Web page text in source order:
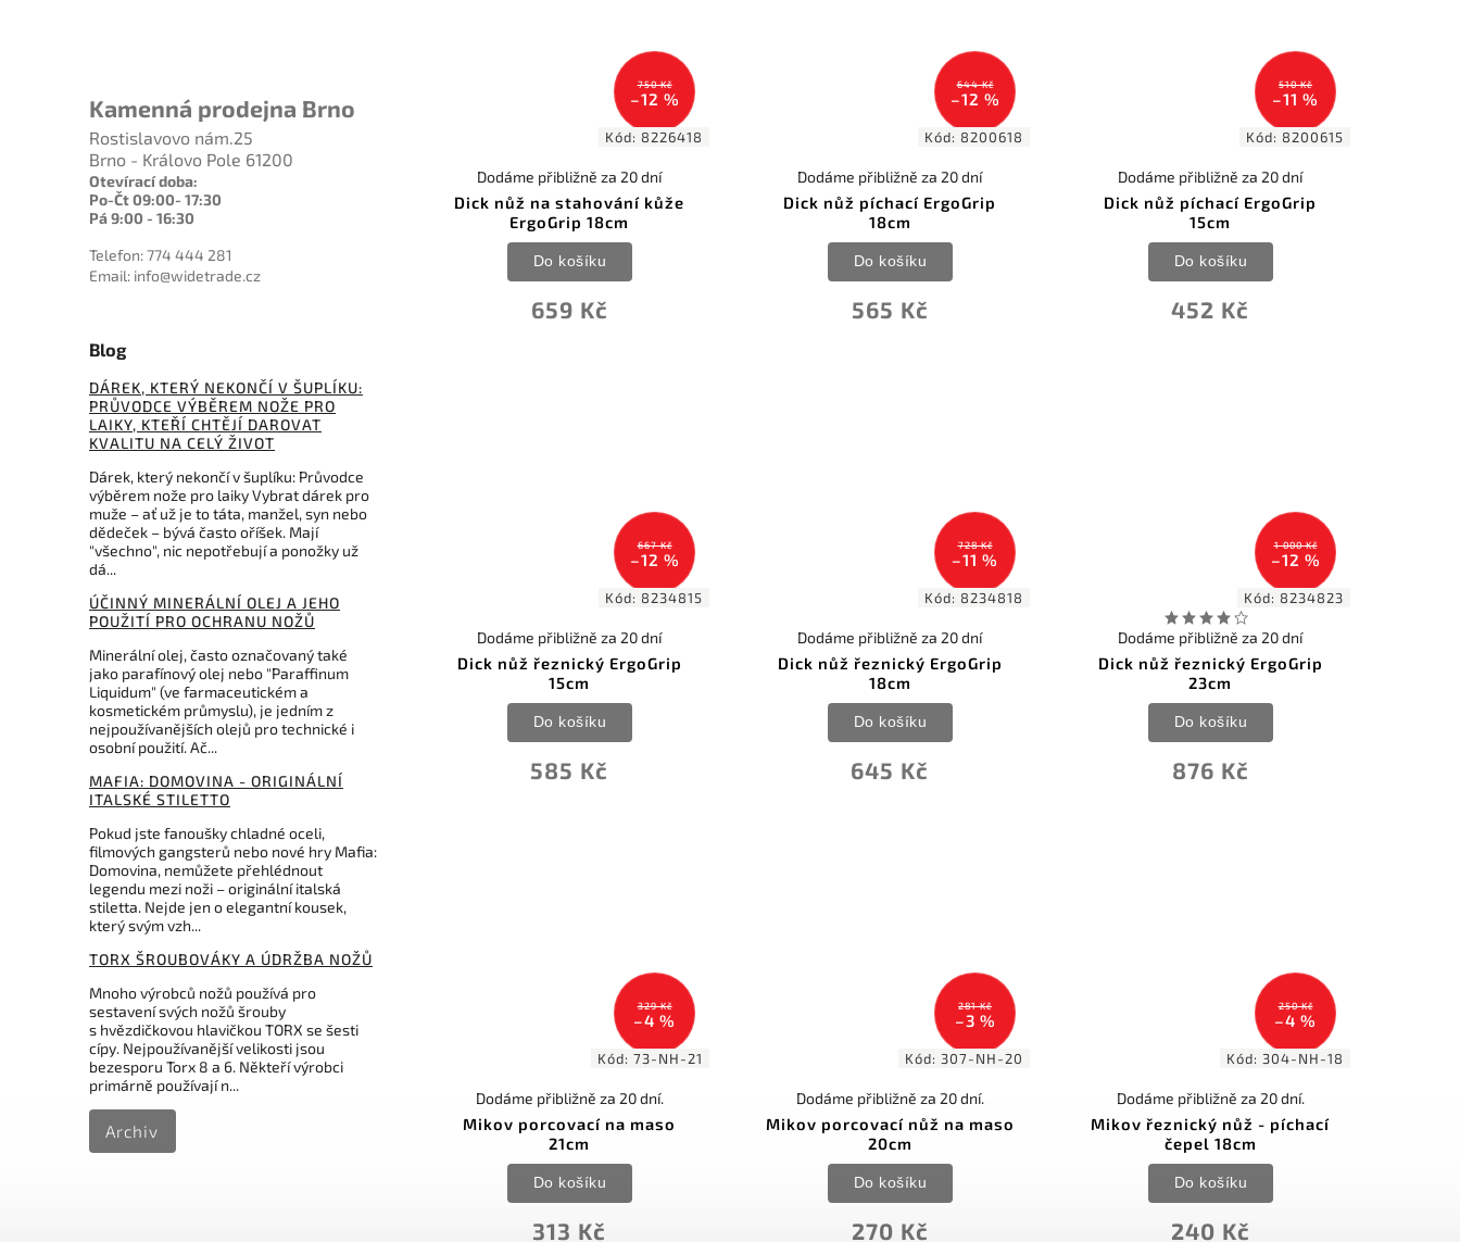
Kamenná prodejna Brno
Rostislavovo nám.25
Brno - Královo Pole 61200
Otevírací doba:
Po-Čt 09:00- 17:30
Pá 9:00 - 16:30
Telefon: 774 444 281
Email: info@widetrade.cz
Blog
DÁREK, KTERÝ NEKONČÍ V ŠUPLÍKU:
PRŮVODCE VÝBĚREM NOŽE PRO
LAIKY, KTEŘÍ CHTĚJÍ DAROVAT
KVALITU NA CELÝ ŽIVOT
Dárek, který nekončí v šuplíku: Průvodce
výběrem nože pro laiky Vybrat dárek pro
muže – ať už je to táta, manžel, syn nebo
dědeček – bývá často oříšek. Mají
"všechno", nic nepotřebují a ponožky už
dá...
ÚČINNÝ MINERÁLNÍ OLEJ A JEHO
POUŽITÍ PRO OCHRANU NOŽŮ
Minerální olej, často označovaný také
jako parafínový olej nebo "Paraffinum
Liquidum" (ve farmaceutickém a
kosmetickém průmyslu), je jedním z
nejpoužívanějších olejů pro technické i
osobní použití. Ač...
MAFIA: DOMOVINA - ORIGINÁLNÍ
ITALSKÉ STILETTO
Pokud jste fanoušky chladné oceli,
filmových gangsterů nebo nové hry Mafia:
Domovina, nemůžete přehlédnout
legendu mezi noži – originální italská
stiletta. Nejde jen o elegantní kousek,
který svým vzh...
TORX ŠROUBOVÁKY A ÚDRŽBA NOŽŮ
Mnoho výrobců nožů používá pro
sestavení svých nožů šrouby
s hvězdičkovou hlavičkou TORX se šesti
cípy. Nejpoužívanější velikosti jsou
bezesporu Torx 8 a 6. Někteří výrobci
primárně používají n...
Archiv
750 Kč
–12 %
Kód: 8226418
Dick nůž na stahování kůže
ErgoGrip 18cm
Dodáme přibližně za 20 dní
659 Kč
Do košíku
644 Kč
–12 %
Kód: 8200618
Dick nůž píchací ErgoGrip
18cm
Dodáme přibližně za 20 dní
565 Kč
Do košíku
510 Kč
–11 %
Kód: 8200615
Dick nůž píchací ErgoGrip
15cm
Dodáme přibližně za 20 dní
452 Kč
Do košíku
667 Kč
–12 %
Kód: 8234815
Dick nůž řeznický ErgoGrip
15cm
Dodáme přibližně za 20 dní
585 Kč
Do košíku
728 Kč
–11 %
Kód: 8234818
Dick nůž řeznický ErgoGrip
18cm
Dodáme přibližně za 20 dní
645 Kč
Do košíku
1 000 Kč
–12 %
Kód: 8234823
Dick nůž řeznický ErgoGrip
23cm
Dodáme přibližně za 20 dní
876 Kč
Do košíku
329 Kč
–4 %
Kód:73-NH-21
Mikov porcovací na maso
21cm
Dodáme přibližně za 20 dní.
313 Kč
Do košíku
281 Kč
–3 %
Kód: 307-NH-20
Mikov porcovací nůž na maso
20cm
Dodáme přibližně za 20 dní.
270 Kč
Do košíku
250 Kč
–4 %
Kód: 304-NH-18
Mikov řeznický nůž - píchací
čepel 18cm
Dodáme přibližně za 20 dní.
240 Kč
Do košíku